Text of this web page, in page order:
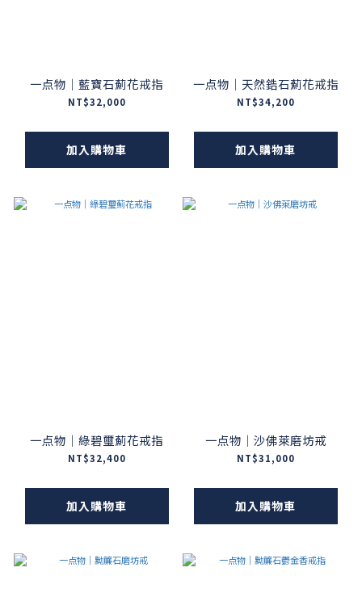
一点物｜藍寶石薊花戒指
NT$32,000
加入購物車
一点物｜天然鋯石薊花戒指
NT$34,200
加入購物車
一点物｜綠碧璽薊花戒指
NT$32,400
加入購物車
一点物｜沙佛萊磨坊戒
NT$31,000
加入購物車